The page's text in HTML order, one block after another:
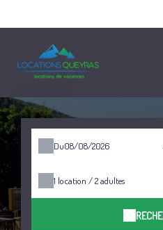
Du
1 location /2adultes